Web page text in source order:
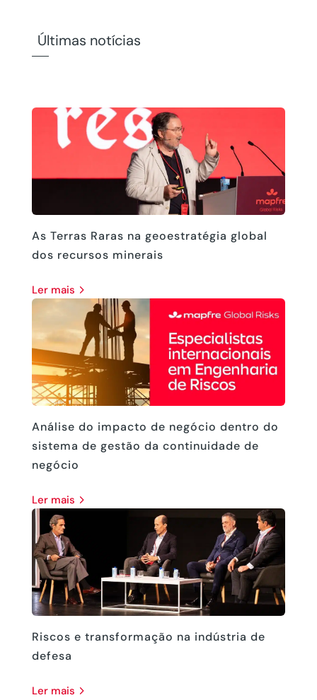
Últimas notícias
As Terras Raras na geoestratégia global
dos recursos minerais
ler mais
Análise do impacto de negócio dentro do
sistema de gestão da continuidade de
negócio
ler mais
Riscos e transformação na indústria de
defesa
ler mais